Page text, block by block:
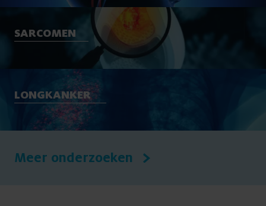
SARCOMEN
LONGKANKER
Meer onderzoeken